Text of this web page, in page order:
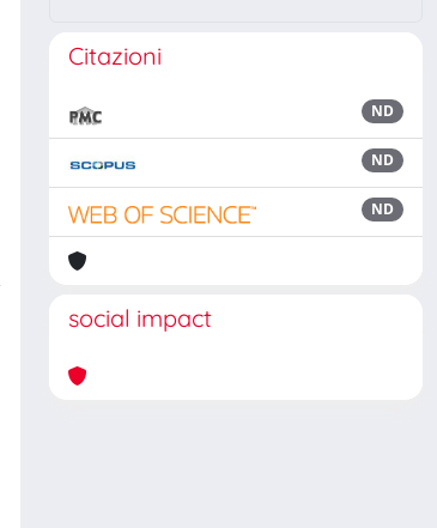
Citazioni
ND
ND
ND
social impact